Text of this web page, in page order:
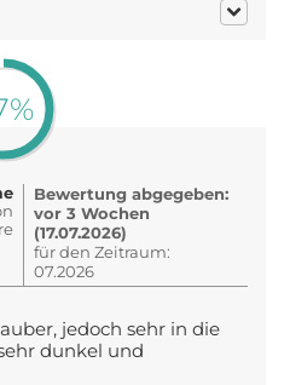
Bewertung abgegeben:
vor 3 Wochen
(17.07.2026)
für den Zeitraum:
07.2026
jedoch sehr in die
dunkel und